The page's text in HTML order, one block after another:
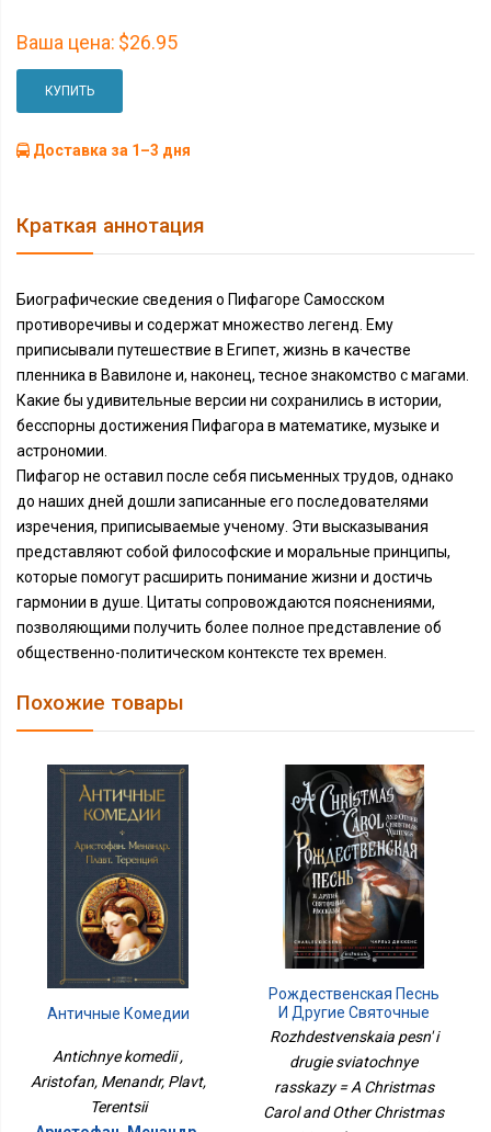
Ваша цена: $26.95
КУПИТЬ
Доставка за 1–3 дня
Краткая аннотация
Биографические сведения о Пифагоре Самосском
противоречивы и содержат множество легенд. Ему
приписывали путешествие в Египет, жизнь в качестве
пленника в Вавилоне и, наконец, тесное знакомство с магами.
Какие бы удивительные версии ни сохранились в истории,
бесспорны достижения Пифагора в математике, музыке и
астрономии.
Пифагор не оставил после себя письменных трудов, однако
до наших дней дошли записанные его последователями
изречения, приписываемые ученому. Эти высказывания
представляют собой философские и моральные принципы,
которые помогут расширить понимание жизни и достичь
гармонии в душе. Цитаты сопровождаются пояснениями,
позволяющими получить более полное представление об
общественно-политическом контексте тех времен.
Похожие товары
Античные Комедии
Antichnye komedii ,
Aristofan, Menandr, Plavt,
Terentsii
Рождественская Песнь
И Другие Святочные
Рассказы = A Christmas
Carol And Other
Christmas Writings: Кн. На
Русс. И Англ. Яз
Rozhdestvenskaia pesn' i
drugie sviatochnye
rasskazy = A Christmas
Carol and Other Christmas